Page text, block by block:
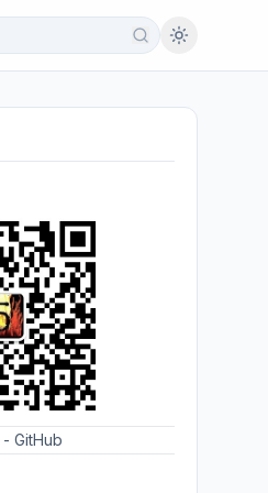
- GitHub